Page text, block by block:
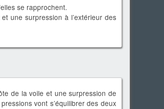
se rapprochent.
une surpression à l’extérieur des
de la voile et une surpression de
vont s’équilibrer des deux